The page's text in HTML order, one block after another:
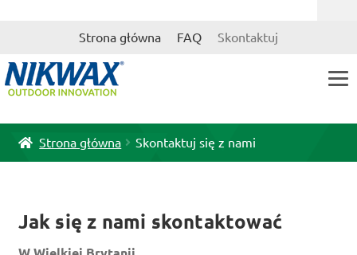
Strona główna FAQ Skontaktuj
Strona główna Skontaktuj się z nami
Jak się z nami skontaktować